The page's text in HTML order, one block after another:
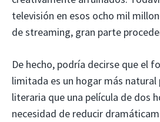
televisión en esos ocho mil
de streaming, gran parte
De hecho, podría decirse que el
limitada es un hogar más natural
literaria que una película de dos
necesidad de reducir